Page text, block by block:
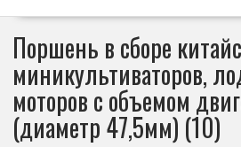
Поршень в сборе
миникультиваторов,
моторов с объемом
(диаметр 47,5мм) (10)